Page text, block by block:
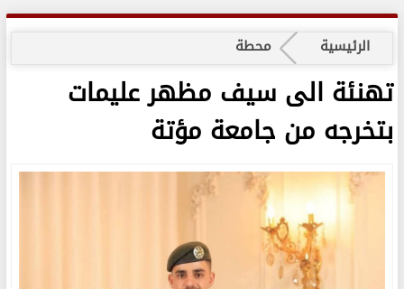
الرئيسية محطة
تهنئة الى سيف مظهر عليمات
بتخرجه من جامعة مؤتة